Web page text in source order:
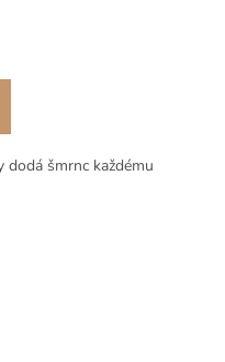
dodá šmrnc každému